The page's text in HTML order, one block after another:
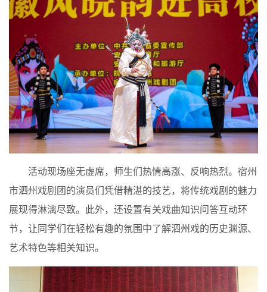
活动现场座无虚席，师生们热情高涨、反响热烈。宿州
市泗州戏剧团的演员们凭借精湛的技艺，将传统戏剧的魅力
展现得淋漓尽致。此外，还设置有关戏曲知识问答互动环
节，让同学们在轻松有趣的氛围中了解泗州戏的历史渊源、
艺术特色等相关知识。